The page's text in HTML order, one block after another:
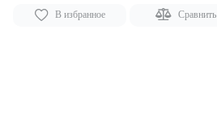
В избранное Сравнить